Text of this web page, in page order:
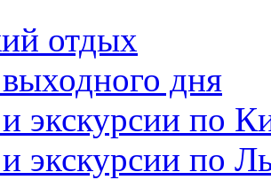
отдых
дня
экскурсии по
экскурсии по